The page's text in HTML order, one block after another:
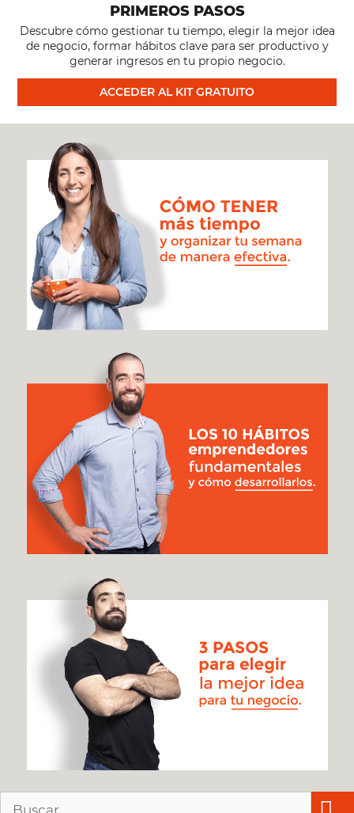
PRIMEROS PASOS
Descubre cómo gestionar tu tiempo, elegir la mejor idea
de negocio, formar hábitos clave para ser productivo y
generar ingresos en tu propio negocio.
ACCEDER AL KIT GRATUITO